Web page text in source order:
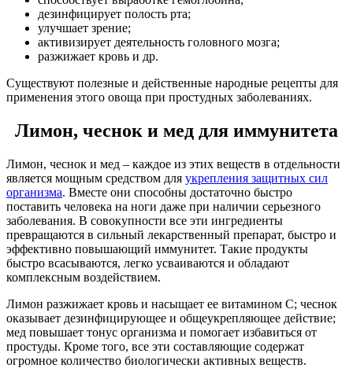
дезинфицирует полость рта;
улучшает зрение;
активизирует деятельность головного мозга;
разжижает кровь и др.
Существуют полезные и действенные народные рецепты для
применения этого овоща при простудных заболеваниях.
Лимон, чеснок и мед для иммунитета
Лимон, чеснок и мед – каждое из этих веществ в отдельности
является мощным средством для укрепления защитных сил
организма. Вместе они способны достаточно быстро
поставить человека на ноги даже при наличии серьезного
заболевания. В совокупности все эти ингредиенты
превращаются в сильный лекарственный препарат, быстро и
эффективно повышающий иммунитет. Такие продукты
быстро всасываются, легко усваиваются и обладают
комплексным воздействием.
Лимон разжижает кровь и насыщает ее витамином С; чеснок
оказывает дезинфицирующее и общеукрепляющее действие;
мед повышает тонус организма и помогает избавиться от
простуды. Кроме того, все эти составляющие содержат
огромное количество биологически активных веществ.